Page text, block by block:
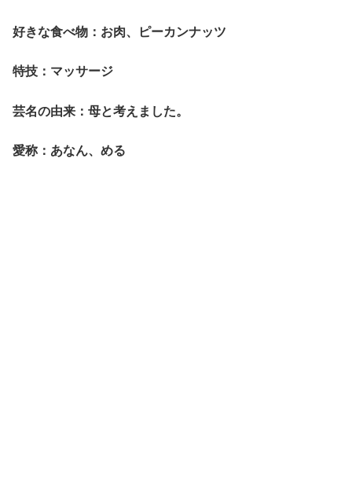
好きな食べ物：お肉、ピーカンナッツ
特技：マッサージ
芸名の由来：母と考えました。
愛称：あなん、める